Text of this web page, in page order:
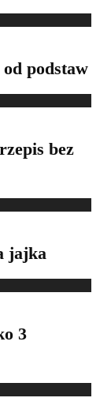
od podstaw
bez
jajka
3